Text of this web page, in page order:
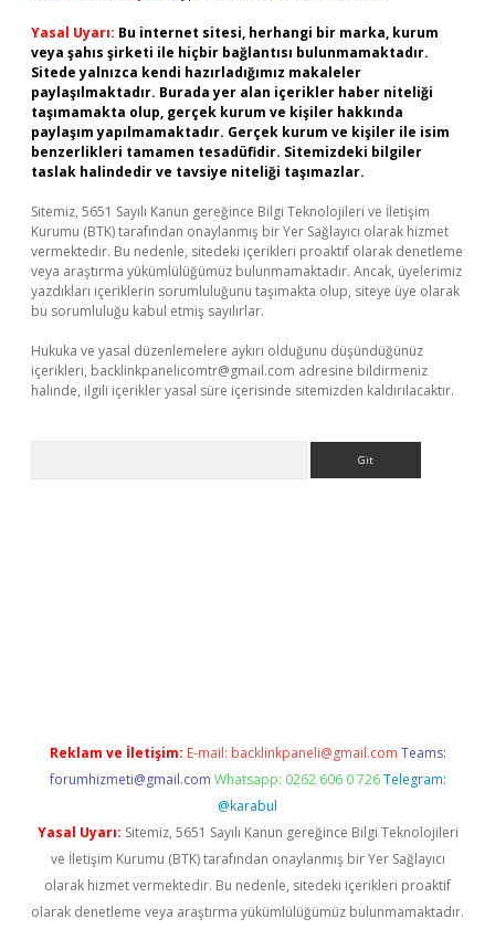
Yasal Uyarı: Bu internet sitesi, herhangi bir marka, kurum
veya şahıs şirketi ile hiçbir bağlantısı bulunmamaktadır.
Sitede yalnızca kendi hazırladığımız makaleler
paylaşılmaktadır. Burada yer alan içerikler haber niteliği
taşımamakta olup, gerçek kurum ve kişiler hakkında
paylaşım yapılmamaktadır. Gerçek kurum ve kişiler ile isim
benzerlikleri tamamen tesadüfidir. Sitemizdeki bilgiler
taslak halindedir ve tavsiye niteliği taşımazlar.
Sitemiz, 5651 Sayılı Kanun gereğince Bilgi Teknolojileri ve İletişim
Kurumu (BTK) tarafından onaylanmış bir Yer Sağlayıcı olarak hizmet
vermektedir. Bu nedenle, sitedeki içerikleri proaktif olarak denetleme
veya araştırma yükümlülüğümüz bulunmamaktadır. Ancak, üyelerimiz
yazdıkları içeriklerin sorumluluğunu taşımakta olup, siteye üye olarak
bu sorumluluğu kabul etmiş sayılırlar.
Hukuka ve yasal düzenlemelere aykırı olduğunu düşündüğünüz
içerikleri, backlinkpanelicomtr@gmail.com adresine bildirmeniz
halinde, ilgili içerikler yasal süre içerisinde sitemizden kaldırılacaktır.
Reklam ve İletişim: E-mail: backlinkpaneli@gmail.com Teams:
forumhizmeti@gmail.com Whatsapp: 0262 606 0 726 Telegram:
@karabul
Yasal Uyarı: Sitemiz, 5651 Sayılı Kanun gereğince Bilgi Teknolojileri
ve İletişim Kurumu (BTK) tarafından onaylanmış bir Yer Sağlayıcı
olarak hizmet vermektedir. Bu nedenle, sitedeki içerikleri proaktif
olarak denetleme veya araştırma yükümlülüğümüz bulunmamaktadır.